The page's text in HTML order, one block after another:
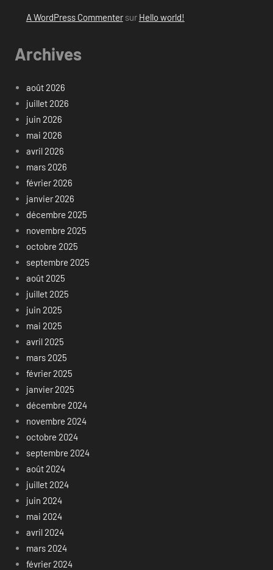
A WordPress Commentersur Hello world!
Archives
août 2026
juillet 2026
juin 2026
mai 2026
avril 2026
mars 2026
février 2026
janvier 2026
décembre 2025
novembre 2025
octobre 2025
septembre 2025
août 2025
juillet 2025
juin 2025
mai 2025
avril 2025
mars 2025
février 2025
janvier 2025
décembre 2024
novembre 2024
octobre 2024
septembre 2024
août 2024
juillet 2024
juin 2024
mai 2024
avril 2024
mars 2024
février 2024